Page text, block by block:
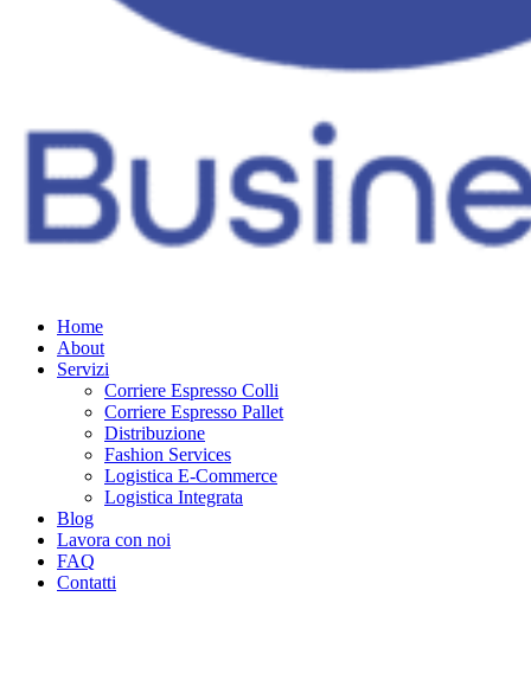
Home
About
Servizi
Corriere Espresso Colli
Corriere Espresso Pallet
Distribuzione
Fashion Services
Logistica E-Commerce
Logistica Integrata
Blog
Lavora con noi
FAQ
Contatti